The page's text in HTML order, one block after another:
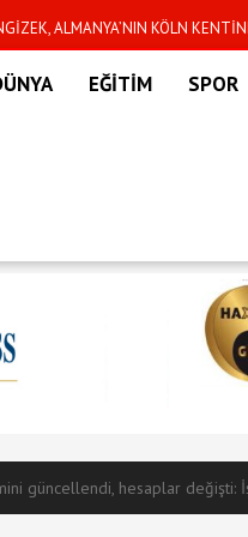
ALMANYA’NIN KÖLN
KAFESE ÇIKIYOREĞİTİM SPOR
güncellendi, hesaplar değişti: